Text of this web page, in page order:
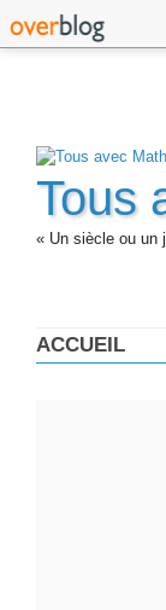
Tous
« Un siècle ou un
ACCUEIL